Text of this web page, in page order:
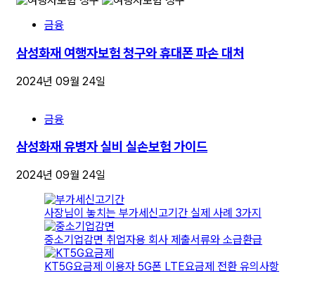
금융
삼성화재 여행자보험 청구와 휴대폰 파손 대처
2024년 09월 24일
금융
삼성화재 유병자 실비 실손보험 가이드
2024년 09월 24일
사장님이 놓치는 부가세신고기간 실제 사례 3가지
중소기업감면 취업자용 회사 제출서류와 소급환급
KT5G요금제 이용자 5G폰 LTE요금제 전환 유의사항